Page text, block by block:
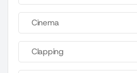
Cinema
Clapping